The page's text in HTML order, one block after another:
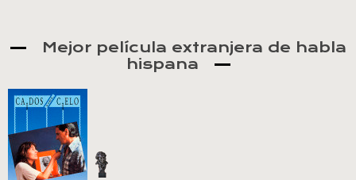
Mejor película extranjera de habla
hispana